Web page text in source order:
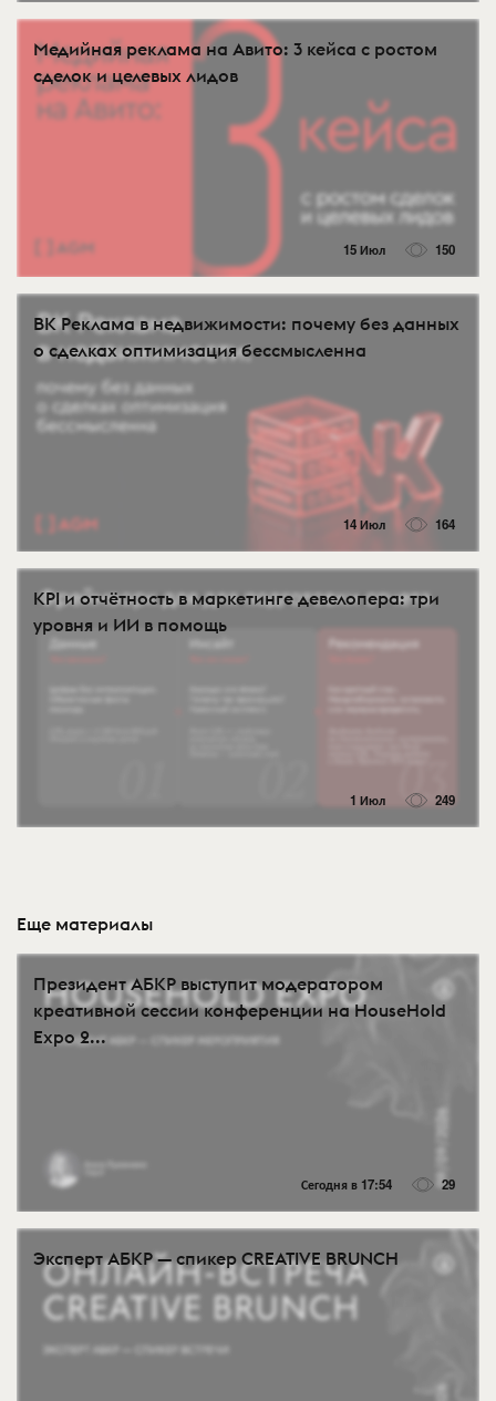
Медийная реклама на Авито: 3 кейса с ростом
сделок и целевых лидов
15 Июл 150
ВК Реклама в недвижимости: почему без данных
о сделках оптимизация бессмысленна
14 Июл 164
KPI и отчётность в маркетинге девелопера: три
уровня и ИИ в помощь
1 Июл 249
Еще материалы
Президент АБКР выступит модератором
креативной сессии конференции на HouseHold
Expo 2...
Сегодня в 17:54 29
Эксперт АБКР — спикер CREATIVE BRUNCH